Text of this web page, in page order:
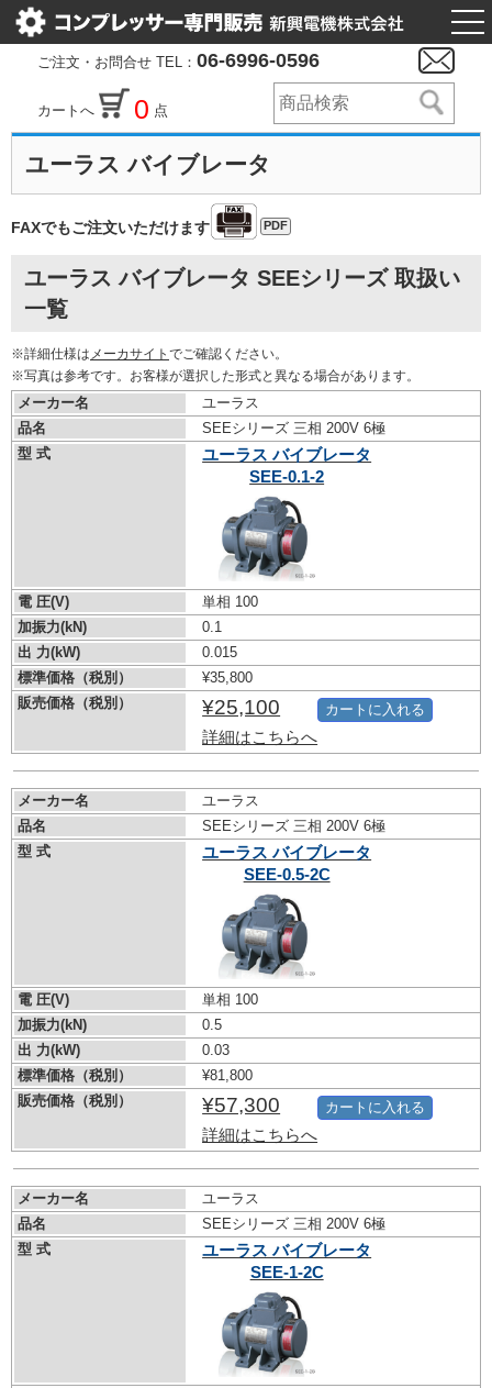
ご注文・お問合せ TEL： 06-6996-0596
カートへ 0 点
ユーラス バイブレータ
FAXでもご注文いただけます PDF
ユーラス バイブレータ SEEシリーズ 取扱い
一覧
※詳細仕様は メーカサイト でご確認ください。
※写真は参考です。お客様が選択した形式と異なる場合があります。
メーカー名
ユーラス
品名
SEEシリーズ 三相 200V 6極
型 式
ユーラス バイブレータ
SEE-0.1-2
電 圧(V)
単相 100
加振力(kN)
0.1
出 力(kW)
0.015
標準価格（税別）
¥35,800
販売価格（税別）
¥25,100
詳細はこちらへ
カートに入れる
メーカー名
ユーラス
品名
SEEシリーズ 三相 200V 6極
型 式
ユーラス バイブレータ
SEE-0.5-2C
電 圧(V)
単相 100
加振力(kN)
0.5
出 力(kW)
0.03
標準価格（税別）
¥81,800
販売価格（税別）
¥57,300
詳細はこちらへ
カートに入れる
メーカー名
ユーラス
品名
SEEシリーズ 三相 200V 6極
型 式
ユーラス バイブレータ
SEE-1-2C